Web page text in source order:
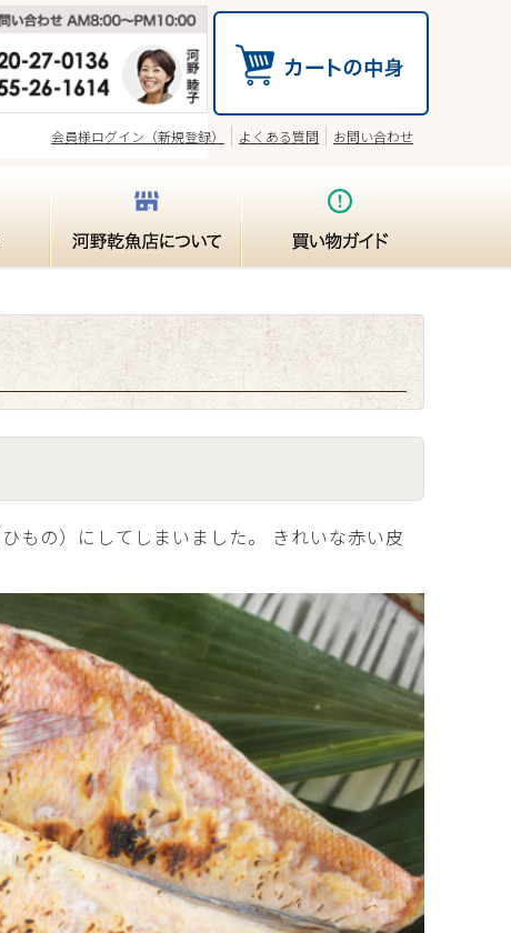
会員様ログイン（新規登録） よくある質問 お問い合わせ
もの）にしてしまいました。 きれいな赤い皮